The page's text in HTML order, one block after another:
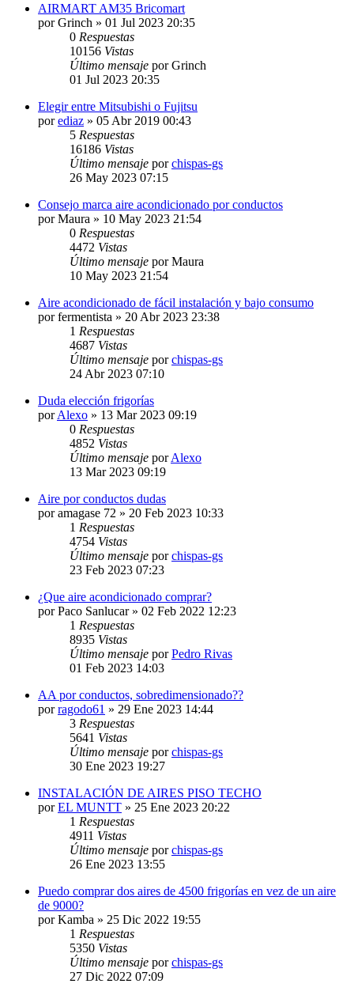
AIRMART AM35 Bricomart
porGrinch » 01 Jul 2023 20:35
0 Respuestas
10156 Vistas
Último mensaje porGrinch
01 Jul 2023 20:35
Elegir entre Mitsubishi o Fujitsu
porediaz » 05 Abr 2019 00:43
5 Respuestas
16186 Vistas
Último mensaje porchispas-gs
26 May 2023 07:15
Consejo marca aire acondicionado por conductos
porMaura » 10 May 2023 21:54
0 Respuestas
4472 Vistas
Último mensaje porMaura
10 May 2023 21:54
Aire acondicionado de fácil instalación y bajo consumo
porfermentista » 20 Abr 2023 23:38
1 Respuestas
4687 Vistas
Último mensaje porchispas-gs
24 Abr 2023 07:10
Duda elección frigorías
porAlexo » 13 Mar 2023 09:19
0 Respuestas
4852 Vistas
Último mensaje porAlexo
13 Mar 2023 09:19
Aire por conductos dudas
poramagase 72 » 20 Feb 2023 10:33
1 Respuestas
4754 Vistas
Último mensaje porchispas-gs
23 Feb 2023 07:23
¿Que aire acondicionado comprar?
porPaco Sanlucar» 02 Feb 2022 12:23
1 Respuestas
8935 Vistas
Último mensaje porPedro Rivas
01 Feb 2023 14:03
AA por conductos, sobredimensionado??
porragodo61 » 29 Ene 2023 14:44
3 Respuestas
5641 Vistas
Último mensaje porchispas-gs
30 Ene 2023 19:27
INSTALACIÓN DE AIRES PISO TECHO
porEL MUNTT » 25 Ene 2023 20:22
1 Respuestas
4911 Vistas
Último mensaje porchispas-gs
26 Ene 2023 13:55
Puedo comprar dos aires de 4500 frigorías en vez de un aire
de 9000?
porKamba » 25 Dic 2022 19:55
1 Respuestas
5350 Vistas
Último mensaje porchispas-gs
27 Dic 2022 07:09